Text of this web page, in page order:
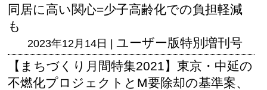
同居に高い関心=少子高齢化での負担軽減
も
2023年12月14日 | ユーザー版特別増刊号
【まちづくり月間特集2021】東京・中延の
不燃化プロジェクトとM要除却の基準案、